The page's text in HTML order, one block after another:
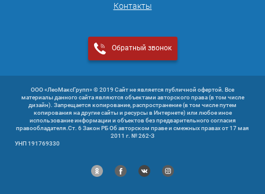
Контакты
Обратный звонок
ООО «ЛеоМаксГрупп» © 2019 Сайт не является публичной офертой. Все
материалы данного сайта являются объектами авторского права (в том числе
дизайн). Запрещается копирование, распространение (в том числе путем
копирования на другие сайты и ресурсы в Интернете) или любое иное
использование информации и объектов без предварительного согласия
правообладателя.Ст. 6 Закон РБ Об авторском праве и смежных правах от 17 мая
2011 г. № 262-З
УНП 191769330